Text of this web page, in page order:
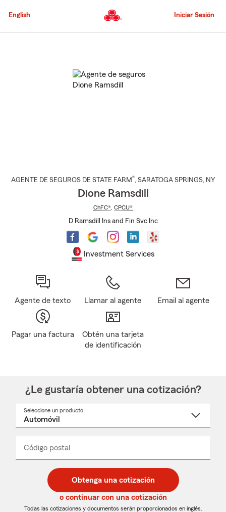
al
principal
English Iniciar Sesión
AGENTE DE SEGUROS DE STATE FARM®, SARATOGA SPRINGS, NY
Dione Ramsdill
ChFC® CPCU®
D Ramsdill Ins and Fin Svc Inc
Investment Services
Agente de texto Llamar al agente Email al agente
Pagar una factura
Obtén una tarjeta
de identificación
¿Le gustaría obtener una cotización?
Seleccione un producto
desplegable
Código postal
de
5
dígitos
de
5
dígitos
_____
Obtenga una cotización
o continuar con una cotización
Todas las cotizaciones y documentos serán proporcionados en inglés.